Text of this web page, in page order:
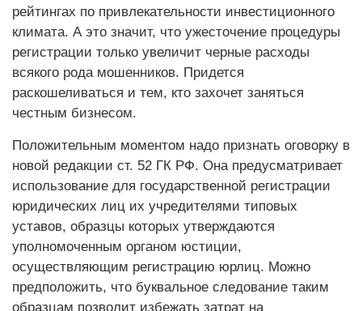
рейтингах по привлекательности инвестиционного
климата. А это значит, что ужесточение процедуры
регистрации только увеличит черные расходы
всякого рода мошенников. Придется
раскошеливаться и тем, кто захочет заняться
честным бизнесом.
Положительным моментом надо признать оговорку в
новой редакции ст. 52 ГК РФ. Она предусматривает
использование для государственной регистрации
юридических лиц их учредителями типовых
уставов, образцы которых утверждаются
уполномоченным органом юстиции,
осуществляющим регистрацию юрлиц. Можно
предположить, что буквальное следование таким
образцам позволит избежать затрат на